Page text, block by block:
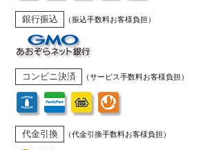
銀行振込 （振込手数料お客様負担）
コンビニ決済 （サービス手数料お客様負担）
代金引換 （代金引換手数料お客様負担）